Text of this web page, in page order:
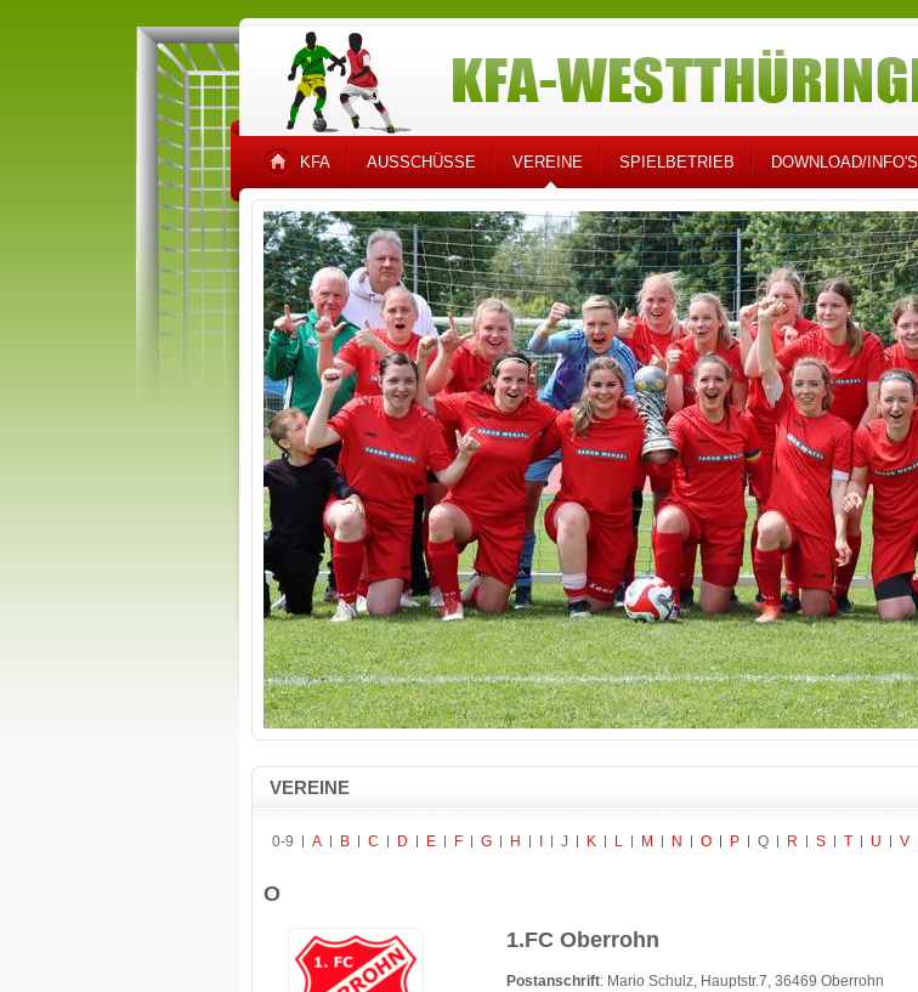
KFA AUSSCHÜSSE VEREINE SPIELBETRIEB DOWNLOAD/INFO'S
VEREINE
0-9 A B C D E F G H J K L M N O P Q R S T U V
O
1.FC Oberrohn
Postanschrift: Mario Schulz, Hauptstr.7, 36469 Oberrohn